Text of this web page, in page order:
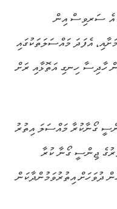
އެ ސަރވިސް އިން
އެފަދަ މައްސަލަތަކުގައި
ހާދިސާ ހިނގި އަތޮޅާއި ރަށް
ގޯނާކުރާ މައްސަލަ އިތުރު
ޖިންސީ ގޯނާ ކުރާ
ދުވަހަށް އިތުރުވަމުންދާކަން